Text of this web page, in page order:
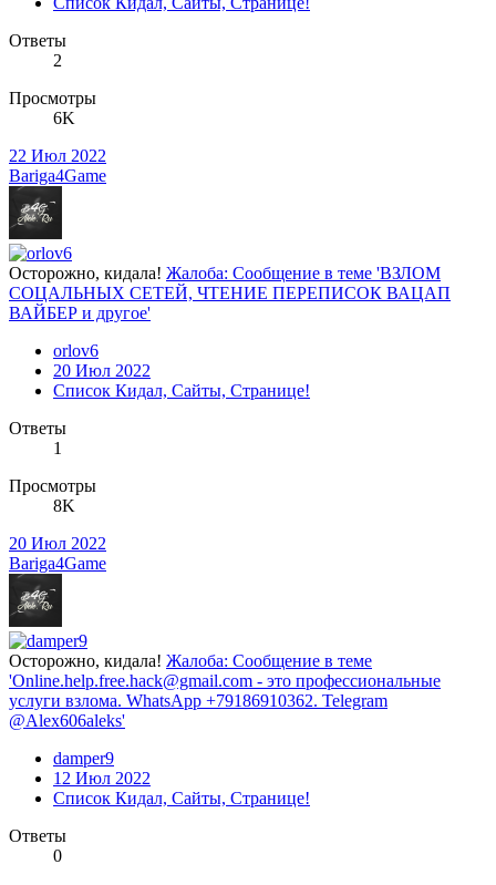
Ответы
2
Просмотры
6K
22 Июл 2022
Bariga4Game
Осторожно, кидала! Жалоба: Сообщение в теме 'ВЗЛОМ
СОЦАЛЬНЫХ СЕТЕЙ, ЧТЕНИЕ ПЕРЕПИСОК ВАЦАП
ВАЙБЕР и другое'
orlov6
20 Июл 2022
Список Кидал, Сайты, Странице!
Ответы
1
Просмотры
8K
20 Июл 2022
Bariga4Game
Осторожно, кидала! Жалоба: Сообщение в теме
'Online.help.free.hack@gmail.com - это профессиональные
услуги взлома. WhatsApp +79186910362. Telegram
@Alex606aleks'
damper9
12 Июл 2022
Список Кидал, Сайты, Странице!
Ответы
0